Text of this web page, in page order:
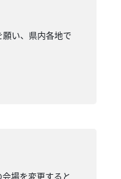
い、県内各地で
場を変更すると